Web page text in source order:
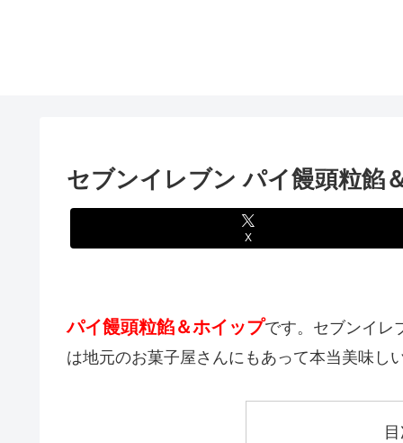
セブンイレブン パイ饅頭粒餡
X
パイ饅頭粒餡＆ホイップです。セブンイレ
は地元のお菓子屋さんにもあって本当美味し